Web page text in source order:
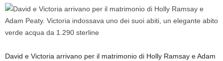
David e Victoria arrivano per il matrimonio di Holly Ramsay e Adam